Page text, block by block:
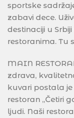
sportske
zabavi dece.
destinaciji u
restoranima. Tu
MAIN
zdrava,
kuvari postala
restoran „Četiri
ljudi. Naši